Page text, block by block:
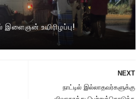
இளைஞன் உயிரிழப்பு!
NEXT
நாட்டில் இல்லாதவர்களுக்கு